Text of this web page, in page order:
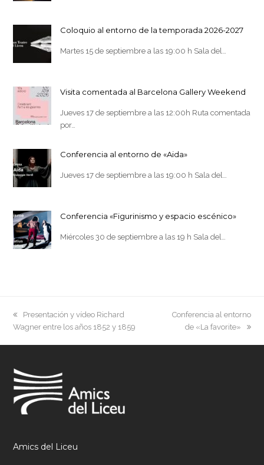
Coloquio al entorno de la temporada 2026-2027
Martes 15 de septiembre a las 19:00 h Sala del…
Visita comentada al Barcelona Gallery Weekend
Jueves 17 de septiembre a las 12:00h Ruta comentada
por…
Conferencia al entorno de «Aida»
Jueves 17 de septiembre a las 19:00 h Sala del…
Conferencia «Figurinismo y espacio escénico»
Miércoles 30 de septiembre a las 19 h Sala del…
previous
post:
Presentación y vídeo Richard
Wagner entre los años 1852 y 1859
next
post:
Conferencia al entorno
de «La favorite»
Amics del Liceu